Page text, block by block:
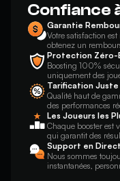
Confiance
Garantie
Votre satisfaction
obtenez un
Protection Zéro-
Boosting 100%
uniquement des
Tarification
Qualité haut de
des performances
Les Joueurs les
Chaque booster est
qui garantit des
Support en
Nous sommes
instantanées,